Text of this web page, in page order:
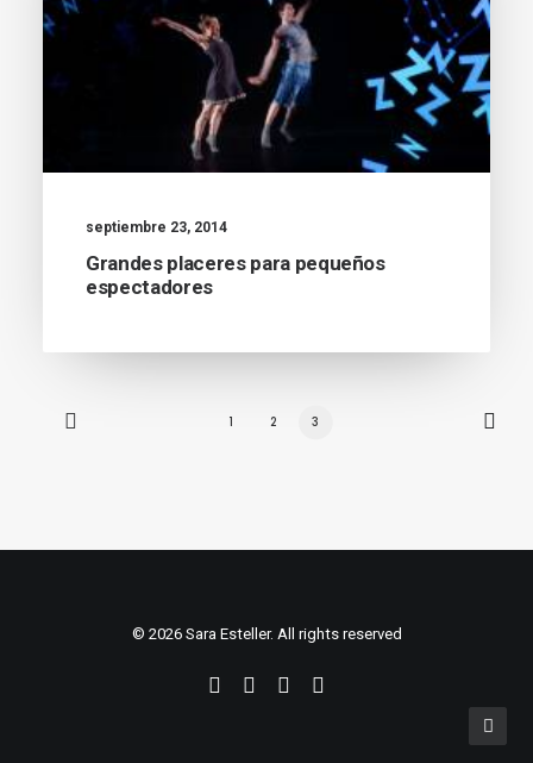
septiembre 23, 2014
Grandes placeres para pequeños
espectadores
1 2 3
© 2026 Sara Esteller. All rights reserved